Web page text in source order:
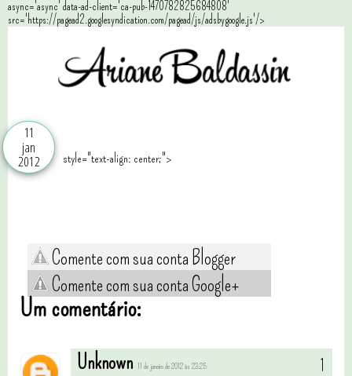
async='async' data-ad-client='ca-pub-1470782825684808'
src='https://pagead2.googlesyndication.com/pagead/js/adsbygoogle.js'/>
11
jan
2012 style="text-align: center;">
Comente com sua conta Blogger
Comente com sua conta Google+
Um comentário:
Unknown 11 de janeiro de 2012 às 23:25